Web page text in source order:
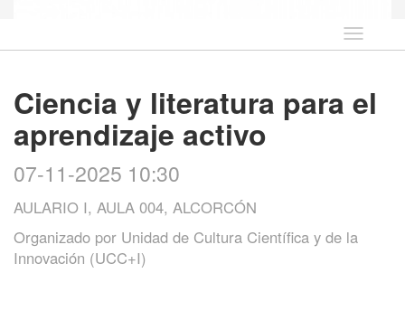
Idioma
Ciencia y literatura para el
aprendizaje activo
07-11-2025 10:30
AULARIO I, AULA 004, ALCORCÓN
Organizado por Unidad de Cultura Científica y de la
Innovación (UCC+I)